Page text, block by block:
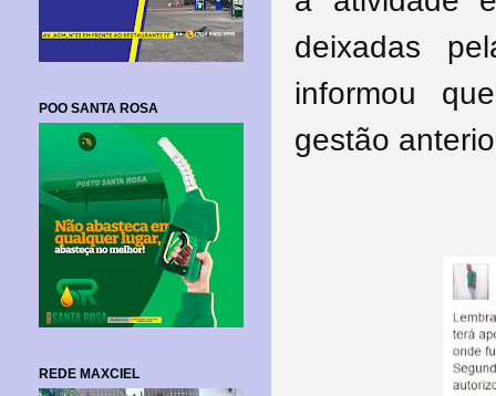
deixadas
informou
gestão
POO SANTA ROSA
REDE MAXCIEL